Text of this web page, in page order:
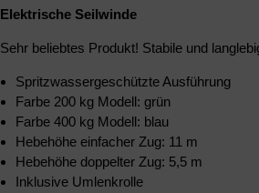
Elektrische Seilwinde
Sehr beliebtes Produkt! Stabile und
Spritzwassergeschützte Ausführung
Farbe 200 kg Modell: grün
Farbe 400 kg Modell: blau
Hebehöhe einfacher Zug: 11 m
Hebehöhe doppelter Zug: 5,5 m
Inklusive Umlenkrolle